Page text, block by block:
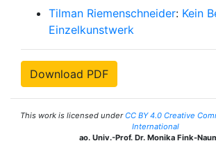
Tilman Riemenschneider: Kein
Einzelkunstwerk
Download PDF
This work is licensed underCC BY 4.0 Creative
International
ao. Univ.-Prof. Dr. Monika Fink-